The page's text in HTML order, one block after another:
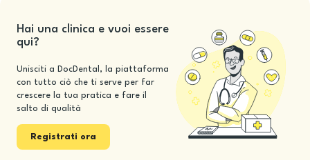
Hai una clinica e vuoi essere
qui?
Unisciti a DocDental, la piattaforma
con tutto ciò che ti serve per far
crescere la tua pratica e fare il
salto di qualità
Registrati ora